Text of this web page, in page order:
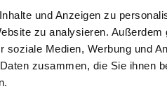
und Anzeigen zu
zu analysieren.
soziale Medien, Werbung und
zusammen, die Sie ihnen